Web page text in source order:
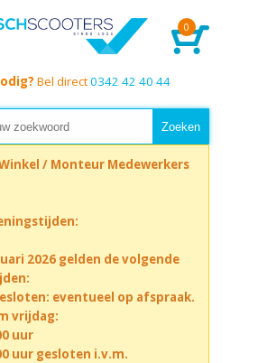
0
Bel direct0342 42 40 44
/ Monteur Medewerkers
2026 gelden de volgende
eventueel op afspraak.
vrijdag:
uur
uur gesloten i.v.m.